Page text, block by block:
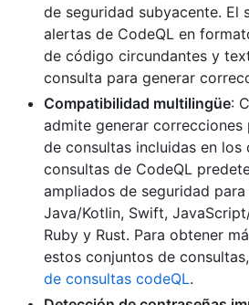
de seguridad subyacente. El
alertas de CodeQL en
de código circundantes y
consulta para generar
Compatibilidad multilingüe:
admite generar correcciones
de consultas incluidas en los
consultas de CodeQL
ampliados de seguridad
Java/Kotlin, Swift,
Ruby y Rust. Para obtener
estos conjuntos de
de consultas codeQL.